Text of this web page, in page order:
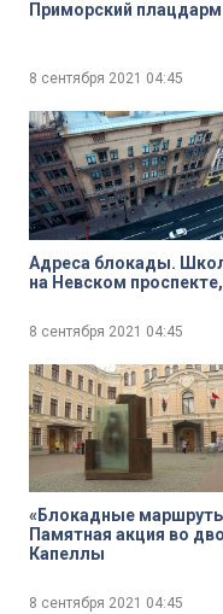
Приморский плацдарм
8 сентября 2021 04:45
Адреса блокады.
на Невском
8 сентября 2021 04:45
«Блокадные
Памятная акция во
Капеллы
8 сентября 2021 04:45